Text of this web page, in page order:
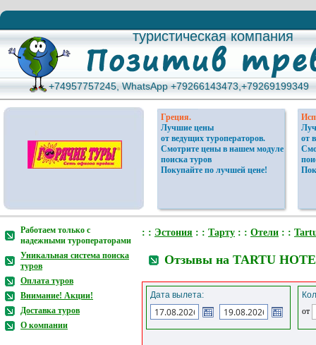
туристическая компания
туристическая компания
+74957757245, WhatsApp +79266143473,+79269199349
+74957757245, WhatsApp +79266143473,+79269199349
Греция.
Лучшие цены
от ведущих туроператоров.
Смотрите цены в нашем модуле
поиска туров
Покупайте по лучшей цене!
от
Работаем только с
надежными туроператорами
Уникальная система поиска
туров
Оплата туров
Внимание! Акции!
Доставка туров
О компании
: : Эстония : : Тарту : : Отели : :
Отзывы на TARTU
Дата вылета:
от